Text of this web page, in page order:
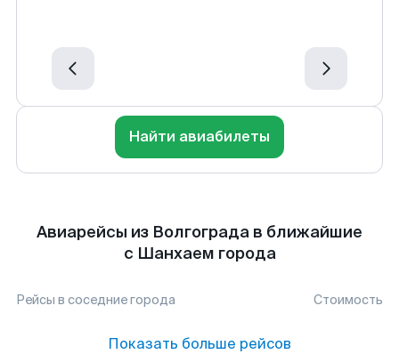
Найти авиабилеты
Авиарейсы из Волгограда в ближайшие
с Шанхаем города
Рейсы в соседние города Стоимость
Показать больше рейсов